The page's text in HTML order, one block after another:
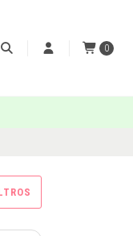
0